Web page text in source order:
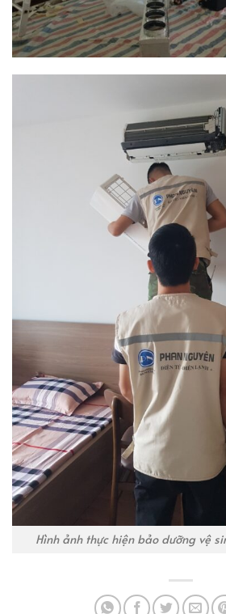
Hình ảnh thực hiện bảo dưỡng vệ